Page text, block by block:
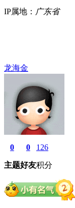
IP属地： 广东省
龙海金
0
主题
0
好友
126
积分